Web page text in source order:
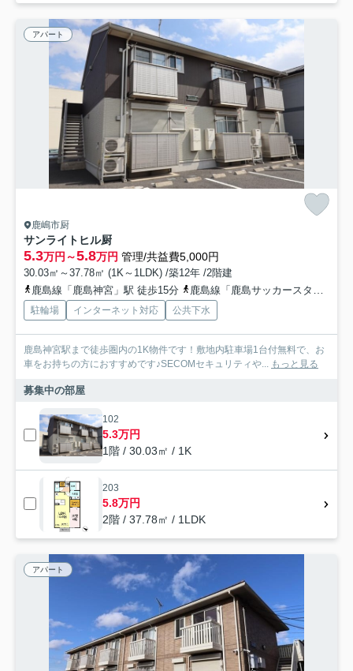
アパート
鹿嶋市厨
サンライトヒル厨
5.3万円～5.8万円 管理/共益費5,000円
30.03㎡～37.78㎡ (1K～1LDK) /築12年 /2階建
鹿島線「鹿島神宮」駅 徒歩15分
鹿島線「鹿島サッカースタジア」駅 徒歩32分
駐輪場 インターネット対応 公共下水
鹿島神宮駅まで徒歩圏内の1K物件です！敷地内駐車場1台付無料で、お
車をお持ちの方におすすめです♪SECOMセキュリティや...
もっと見る
募集中の部屋
102
5.3万円
1階 / 30.03㎡ / 1K
203
5.8万円
2階 / 37.78㎡ / 1LDK
アパート